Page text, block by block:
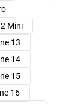
Mini
13
14
15
16